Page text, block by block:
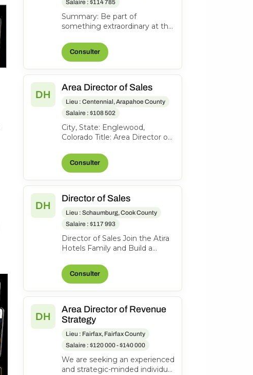
Salaire : $114 785
Summary: Be part of
something extraordinary at the
Regency Washington on
Capitol Hill-an iconi...
Consulter
DH
Area Director of Sales
Lieu : Centennial, Arapahoe County
Salaire : $108 502
City, State: Englewood,
Colorado Title: Area Director of
FLSA: Exempt Status: F ull-
time...
Consulter
DH
Director of Sales
Lieu : Schaumburg, Cook County
Salaire : $117 993
Director of Sales Join the Atira
Hotels Family and Build a
Location: Hyatt Place
Schaumbu...
Consulter
DH
Area Director of Revenue
Strategy
Lieu : Fairfax, Fairfax County
Salaire : $120 000 - $140 000
We are seeking an experienced
and strategic-minded individual